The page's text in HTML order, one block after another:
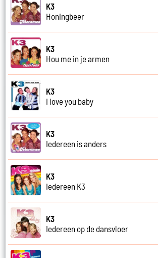
K3
Honingbeer
K3
Hou me in je armen
K3
I love you baby
K3
Iedereen is anders
K3
Iedereen K3
K3
Iedereen op de dansvloer